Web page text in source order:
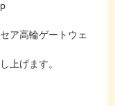
ア高輪ゲートウェ
上げます。